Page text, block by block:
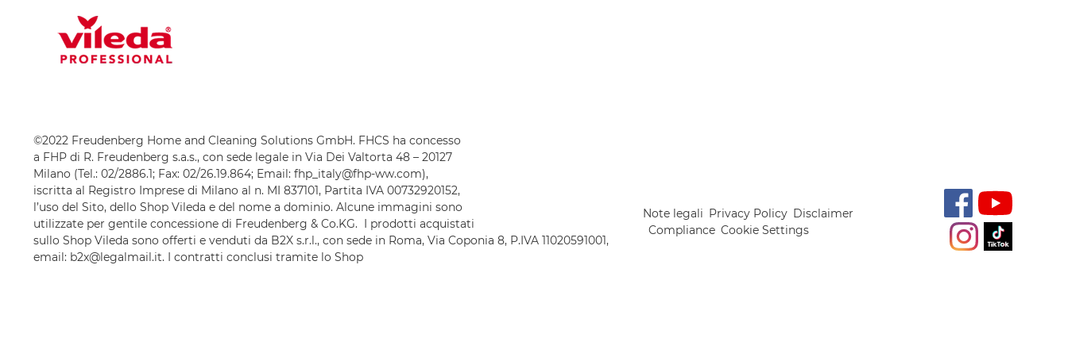
©2022 Freudenberg Home and Cleaning Solutions GmbH. FHCS ha concesso
a FHP di R. Freudenberg s.a.s., con sede legale in Via Dei Valtorta 48 – 20127
Milano (Tel.: 02/2886.1; Fax: 02/26.19.864; Email: fhp_italy@fhp-ww.com),
iscritta al Registro Imprese di Milano al n. MI 837101, Partita IVA 00732920152,
l’uso del Sito, dello Shop Vileda e del nome a dominio. Alcune immagini sono
utilizzate per gentile concessione di Freudenberg & Co.KG. I prodotti acquistati
sullo Shop Vileda sono offerti e venduti da B2X s.r.l., con sede in Roma, Via Coponia 8, P.IVA 11020591001,
email: b2x@legalmail.it. I contratti conclusi tramite lo Shop
Note legali Privacy Policy Disclaimer
Compliance Cookie Settings